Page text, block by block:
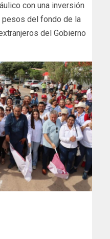
con una inversión
del fondo de la
del Gobierno